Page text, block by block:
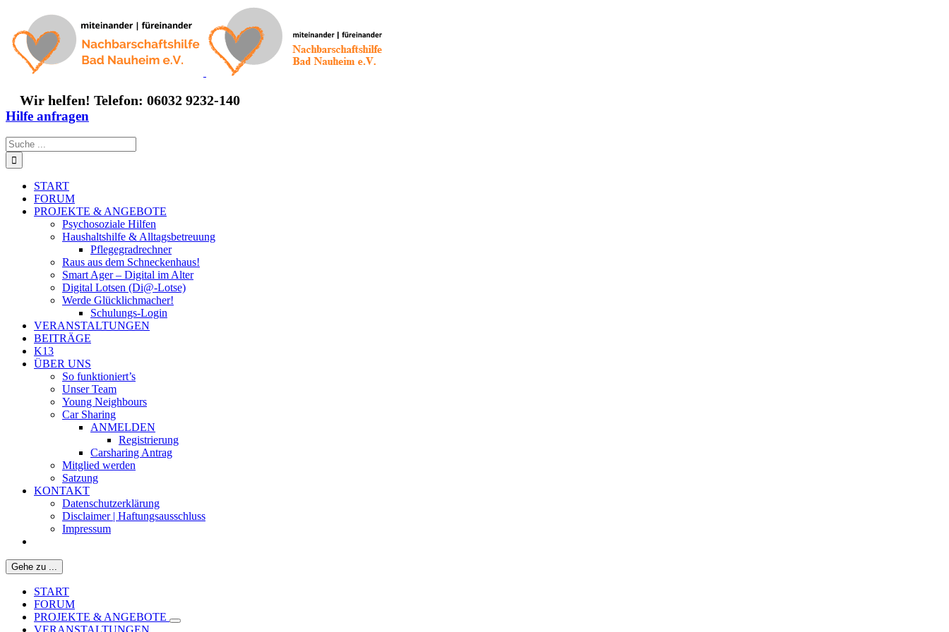
springen
Wir helfen! Telefon: 06032 9232-140
Hilfe anfragen
Suche
nach:
START
FORUM
PROJEKTE & ANGEBOTE
Psychosoziale Hilfen
Haushaltshilfe & Alltagsbetreuung
Pflegegradrechner
Raus aus dem Schneckenhaus!
Smart Ager – Digital im Alter
Digital Lotsen (Di@-Lotse)
Werde Glücklichmacher!
Schulungs-Login
VERANSTALTUNGEN
BEITRÄGE
K13
ÜBER UNS
So funktioniert’s
Unser Team
Young Neighbours
Car Sharing
ANMELDEN
Registrierung
Carsharing Antrag
Mitglied werden
Satzung
KONTAKT
Datenschutzerklärung
Disclaimer | Haftungsausschluss
Impressum
Gehe zu ...
START
FORUM
PROJEKTE & ANGEBOTE